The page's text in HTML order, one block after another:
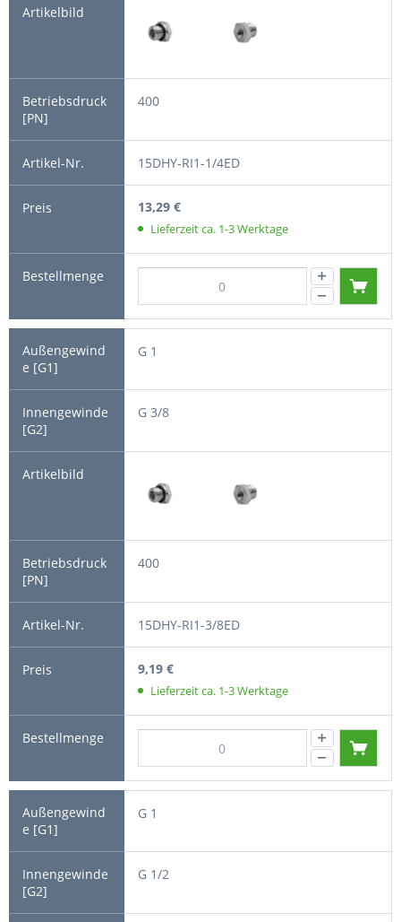
400
15DHY-RI1-1/4ED
13,29 €
Lieferzeit ca. 1-3 Werktage
G 1
G 3/8
400
15DHY-RI1-3/8ED
9,19 €
Lieferzeit ca. 1-3 Werktage
G 1
G 1/2